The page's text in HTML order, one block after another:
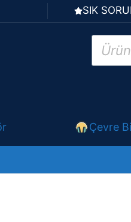
SIK
search
Çevre